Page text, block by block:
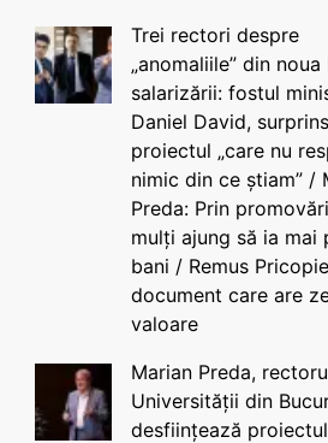
Trei rectori despre
„anomaliile” din noua
salarizării: fostul
Daniel David,
proiectul „care nu
nimic din ce știam” /
Preda: Prin
mulți ajung să ia mai
bani / Remus
document care are
valoare
Marian Preda,
Universității din
desființează